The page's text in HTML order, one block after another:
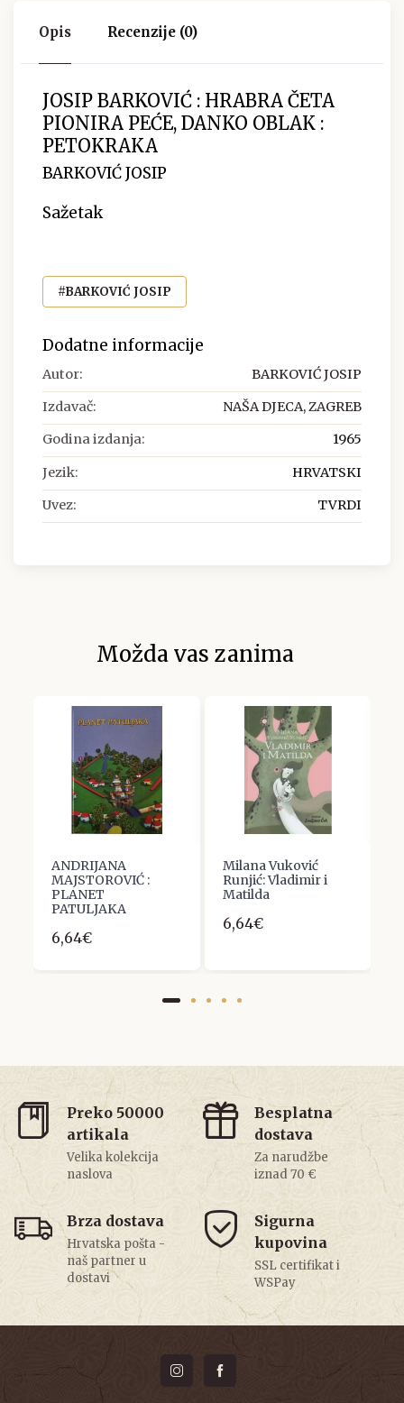
Opis Recenzije (0)
JOSIP BARKOVIĆ : HRABRA ČETA
PIONIRA PEĆE, DANKO OBLAK :
PETOKRAKA
BARKOVIĆ JOSIP
Sažetak
#BARKOVIĆ JOSIP
Dodatne informacije
Autor: BARKOVIĆ JOSIP
Izdavač: NAŠA DJECA, ZAGREB
Godina izdanja: 1965
Jezik: HRVATSKI
Uvez: TVRDI
Možda vas zanima
ANDRIJANA
MAJSTOROVIĆ :
PLANET
PATULJAKA
6,64€
Milana Vuković
Runjić: Vladimir i
Matilda
6,64€
Preko 50000
artikala
Velika kolekcija
naslova
Besplatna
dostava
Za narudžbe
iznad 70 €
Brza dostava
Hrvatska pošta -
naš partner u
dostavi
Sigurna
kupovina
SSL certifikat i
WSPay